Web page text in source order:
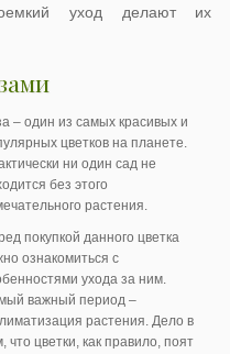
уход делают их
– один из самых красивых и
цветков на планете.
ни один сад не
без этого
растения.
покупкой данного цветка
ознакомиться с
ухода за ним.
важный период –
растения. Дело в
что цветки, как правило, поят